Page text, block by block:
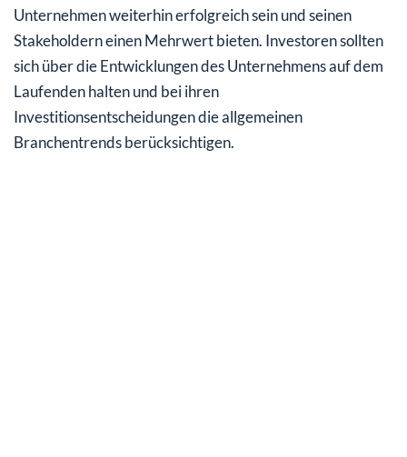
Unternehmen weiterhin erfolgreich sein und seinen
Stakeholdern einen Mehrwert bieten. Investoren sollten
sich über die Entwicklungen des Unternehmens auf dem
Laufenden halten und bei ihren
Investitionsentscheidungen die allgemeinen
Branchentrends berücksichtigen.